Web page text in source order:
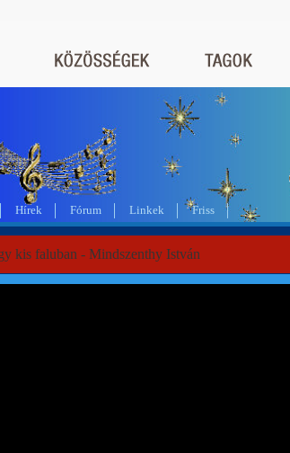
Hírek Fórum Linkek Friss
kis faluban - Mindszenthy István